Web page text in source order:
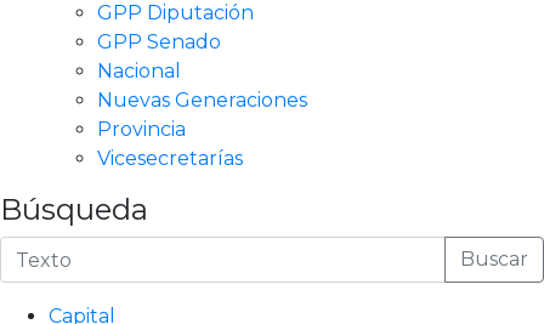
GPP Diputación
GPP Senado
Nacional
Nuevas Generaciones
Provincia
Vicesecretarías
Búsqueda
Buscar
Capital